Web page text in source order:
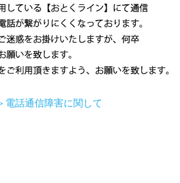
電話通信障害に関して